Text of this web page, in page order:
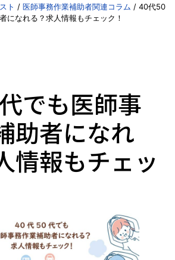
ト / 医師事務作業補助者関連コラム / 40代50
になれる？求人情報もチェック！
でも医師事
助者になれ
情報もチェッ